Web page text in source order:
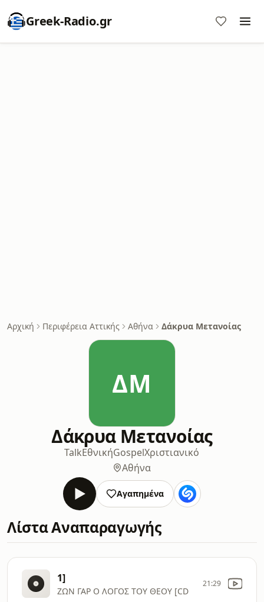
Greek-Radio.gr
Αρχική Περιφέρεια Αττικής Αθήνα Δάκρυα Μετανοίας
ΔΜ
Δάκρυα Μετανοίας
TalkΕθνικήGospelΧριστιανικό
Αθήνα
Αγαπημένα
Λίστα Αναπαραγωγής
1]
ΖΩΝ ΓΑΡ Ο ΛΟΓΟΣ ΤΟΥ ΘΕΟΥ [CD
21:29